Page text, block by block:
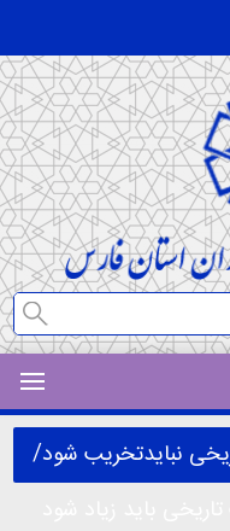
نبایدتخریب شود/
باید زیاد شود